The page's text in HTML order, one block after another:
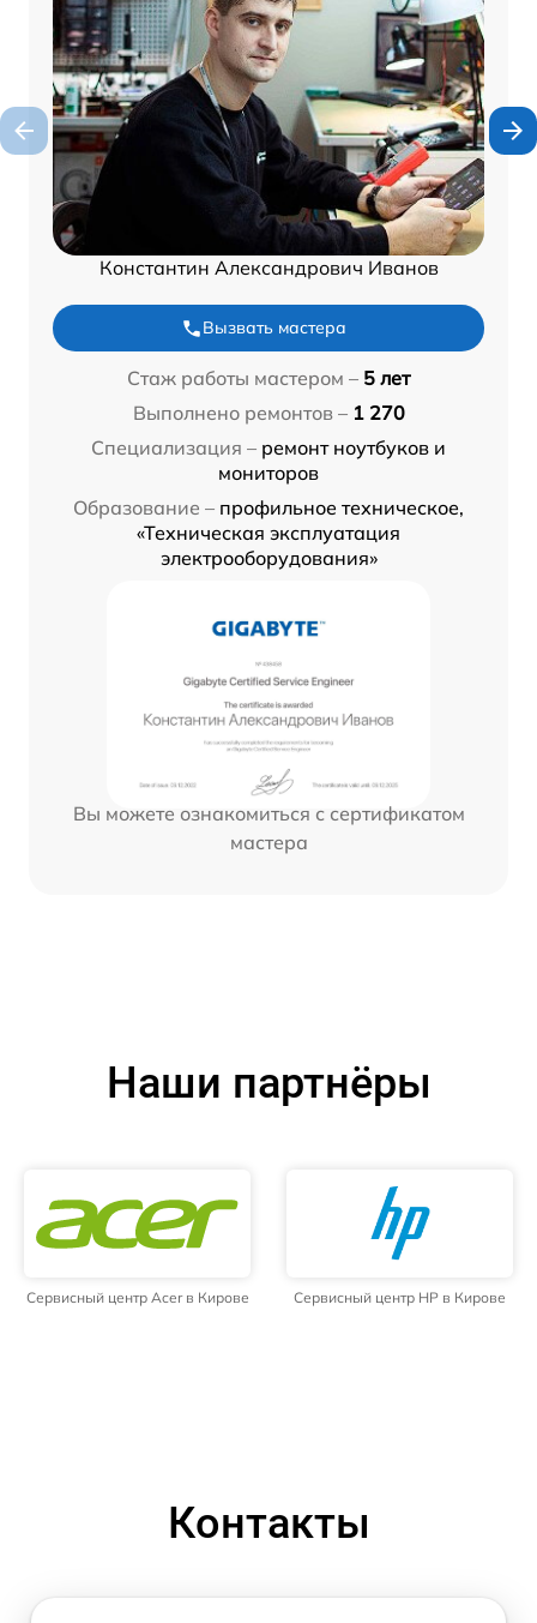
Константин Александрович Иванов
Вызвать мастера
Стаж работы мастером – 5 лет
Выполнено ремонтов – 1 270
Специализация – ремонт ноутбуков и
мониторов
Образование – профильное техническое,
«Техническая эксплуатация
электрооборудования»
Вы можете ознакомиться с сертификатом
мастера
Наши партнёры
Сервисный центр Acer в Кирове Сервисный центр HP в Кирове
Контакты